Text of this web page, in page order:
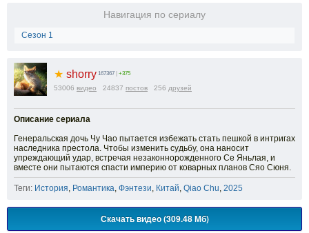
Навигация по сериалу
Сезон 1
★ shorry 167367 +375
53006 видео 24837 постов 256 друзей
Описание сериала
Генеральская дочь Чу Чао пытается избежать стать пешкой в интригах
наследника престола. Чтобы изменить судьбу, она наносит
упреждающий удар, встречая незаконнорожденного Се Яньлая, и
вместе они пытаются спасти империю от коварных планов Сяо Сюня.
Теги: История, Романтика, Фэнтези, Китай, Qiao Chu, 2025
Скачать видео (309.48 Мб)